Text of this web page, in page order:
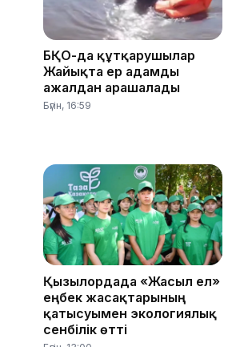
БҚО-да құтқарушылар
Жайықта ер адамды
ажалдан арашалады
Бүгін, 16:59
Қызылордада «Жасыл ел»
еңбек жасақтарының
қатысуымен экологиялық
сенбілік өтті